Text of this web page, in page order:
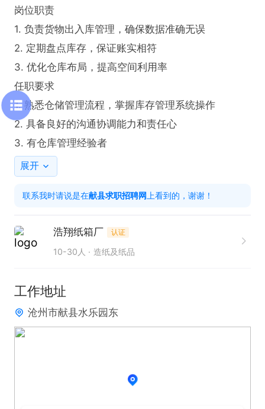
岗位职责
1. 负责货物出入库管理，确保数据准确无误
2. 定期盘点库存，保证账实相符
3. 优化仓库布局，提高空间利用率
任职要求
1. 熟悉仓储管理流程，掌握库存管理系统操作
2. 具备良好的沟通协调能力和责任心
3. 有仓库管理经验者
展开
联系我时请说是在献县求职招聘网 上看到的，谢谢！
浩翔纸箱厂 认证
10-30人 造纸及纸品
工作地址
沧州市献县水乐园东